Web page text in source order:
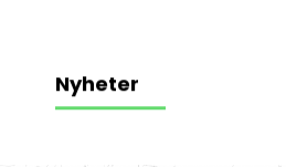
Nyheter